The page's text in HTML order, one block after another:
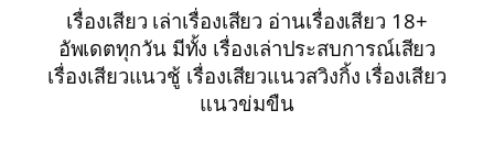
เรื่องเสียว เล่าเรื่องเสียว อ่านเรื่องเสียว 18+
อัพเดตทุกวัน มีทั้ง เรื่องเล่าประสบการณ์เสียว
เรื่องเสียวแนวชู้ เรื่องเสียวแนวสวิงกิ้ง เรื่องเสียว
แนวข่มขืน